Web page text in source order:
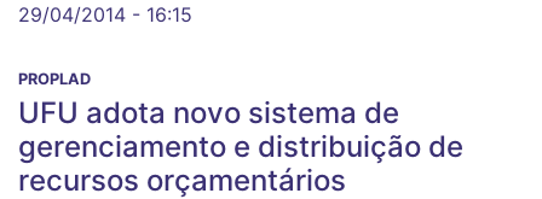
29/04/2014 - 16:15
PROPLAD
UFU adota novo sistema de
gerenciamento e distribuição de
recursos orçamentários